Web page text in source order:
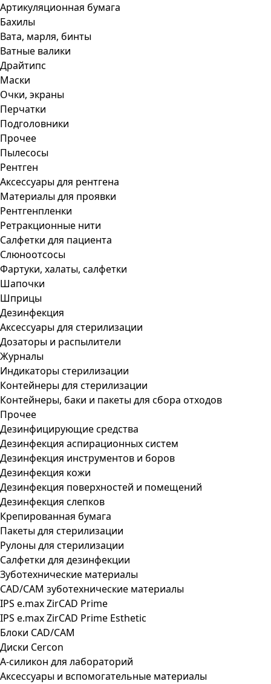
Артикуляционная бумага
Бахилы
Вата, марля, бинты
Ватные валики
Драйтипс
Маски
Очки, экраны
Перчатки
Подголовники
Прочее
Пылесосы
Рентген
Аксессуары для рентгена
Материалы для проявки
Рентгенпленки
Ретракционные нити
Салфетки для пациента
Слюноотсосы
Фартуки, халаты, салфетки
Шапочки
Шприцы
Дезинфекция
Аксессуары для стерилизации
Дозаторы и распылители
Журналы
Индикаторы стерилизации
Контейнеры для стерилизации
Контейнеры, баки и пакеты для сбора отходов
Прочее
Дезинфицирующие средства
Дезинфекция аспирационных систем
Дезинфекция инструментов и боров
Дезинфекция кожи
Дезинфекция поверхностей и помещений
Дезинфекция слепков
Крепированная бумага
Пакеты для стерилизации
Рулоны для стерилизации
Салфетки для дезинфекции
Зуботехнические материалы
CAD/CAM зуботехнические материалы
IPS e.max ZirCAD Prime
IPS e.max ZirCAD Prime Esthetic
Блоки CAD/CAM
Диски Cercon
А-силикон для лабораторий
Аксессуары и вспомогательные материалы